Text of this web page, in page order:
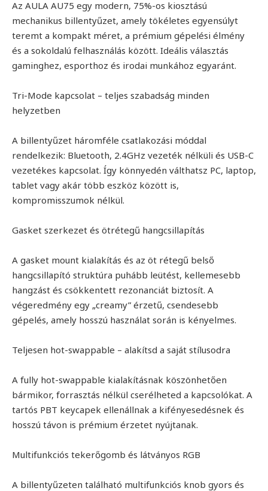
Az AULA AU75 egy modern, 75%-os kiosztású
mechanikus billentyűzet, amely tökéletes egyensúlyt
teremt a kompakt méret, a prémium gépelési élmény
és a sokoldalú felhasználás között. Ideális választás
gaminghez, esporthoz és irodai munkához egyaránt.
Tri-Mode kapcsolat – teljes szabadság minden
helyzetben
A billentyűzet háromféle csatlakozási móddal
rendelkezik: Bluetooth, 2.4GHz vezeték nélküli és USB-C
vezetékes kapcsolat. Így könnyedén válthatsz PC, laptop,
tablet vagy akár több eszköz között is,
kompromisszumok nélkül.
Gasket szerkezet és ötrétegű hangcsillapítás
A gasket mount kialakítás és az öt rétegű belső
hangcsillapító struktúra puhább leütést, kellemesebb
hangzást és csökkentett rezonanciát biztosít. A
végeredmény egy „creamy” érzetű, csendesebb
gépelés, amely hosszú használat során is kényelmes.
Teljesen hot-swappable – alakítsd a saját stílusodra
A fully hot-swappable kialakításnak köszönhetően
bármikor, forrasztás nélkül cserélheted a kapcsolókat. A
tartós PBT keycapek ellenállnak a kifényesedésnek és
hosszú távon is prémium érzetet nyújtanak.
Multifunkciós tekerőgomb és látványos RGB
A billentyűzeten található multifunkciós knob gyors és